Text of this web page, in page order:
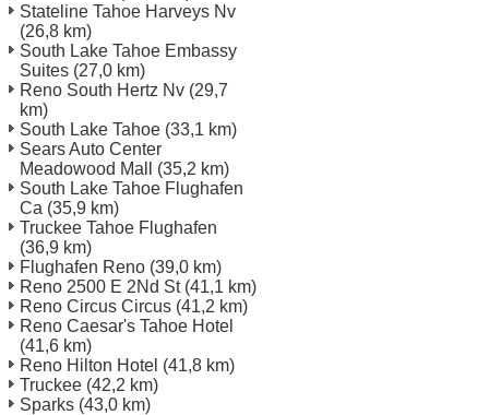
Stateline Tahoe Harveys Nv
(26,8 km)
South Lake Tahoe Embassy
Suites (27,0 km)
Reno South Hertz Nv (29,7
km)
South Lake Tahoe (33,1 km)
Sears Auto Center
Meadowood Mall
(35,2 km)
South Lake Tahoe Flughafen
Ca (35,9 km)
Truckee Tahoe Flughafen
(36,9 km)
Flughafen Reno (39,0 km)
Reno 2500 E 2Nd St(41,1 km)
Reno Circus Circus (41,2 km)
Reno Caesar's Tahoe Hotel
(41,6 km)
Reno Hilton Hotel (41,8 km)
Truckee (42,2 km)
Sparks (43,0 km)